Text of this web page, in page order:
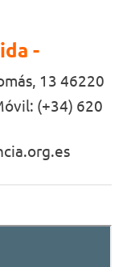
-
13 46220
(+34) 620